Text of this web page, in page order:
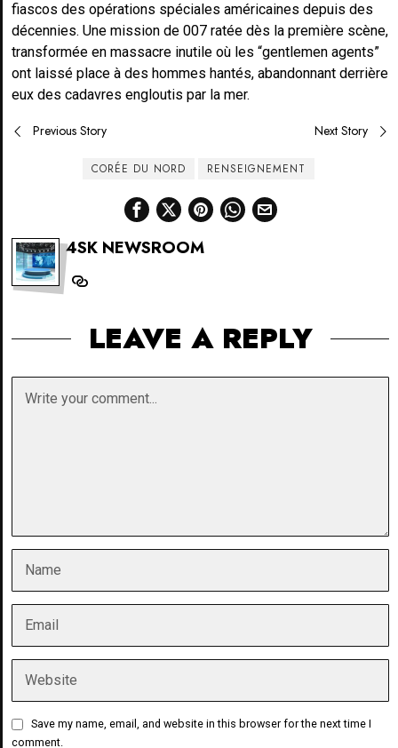
fiascos des opérations spéciales américaines depuis des
décennies. Une mission de 007 ratée dès la première scène,
transformée en massacre inutile où les “gentlemen agents”
ont laissé place à des hommes hantés, abandonnant derrière
eux des cadavres engloutis par la mer.
Post
navigation
Previous Story Next Story
CORÉE DU NORD RENSEIGNEMENT
4SK NEWSROOM
LEAVE A REPLY
Save my name, email, and website in this browser for the next time I
comment.